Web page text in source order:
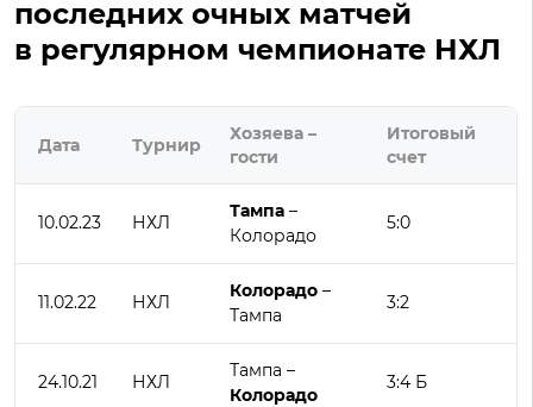
последних очных матчей
в регулярном чемпионате НХЛ
Дата Турнир
Хозяева –
гости
Итоговый
счет
10.02.23 НХЛ
Тампа –
Колорадо
5:0
11.02.22 НХЛ
Колорадо –
Тампа
3:2
24.10.21 НХЛ
Тампа –
Колорадо
3:4 Б